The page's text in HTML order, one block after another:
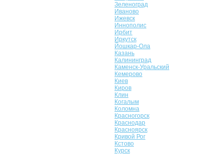
Зеленоград
Иваново
Ижевск
Иннополис
Ирбит
Иркутск
Йошкар-Ола
Казань
Калининград
Каменск-Уральский
Кемерово
Киев
Киров
Клин
Когалым
Коломна
Красногорск
Краснодар
Красноярск
Кривой Рог
Кстово
Курск